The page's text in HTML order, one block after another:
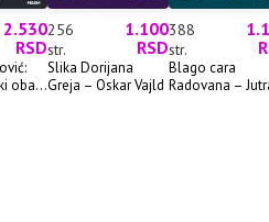
2.530
RSD
oba...
256
str.
1.100
RSD
Slika Dorijana
Greja – Oskar Vajld
388
str.
Blago cara
Radovana –